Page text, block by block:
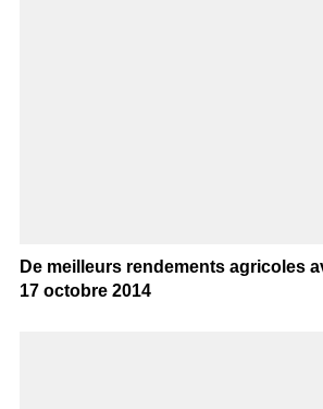
De meilleurs rendements agricoles
17 octobre 2014